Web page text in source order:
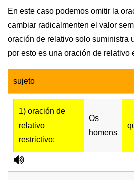
En este caso podemos omitir la
cambiar radicalmenten el valor
oración de relativo solo suministra
por esto es una oración de relativo
sujeto
1) oración de
relativo
restrictivo:
Os
homens